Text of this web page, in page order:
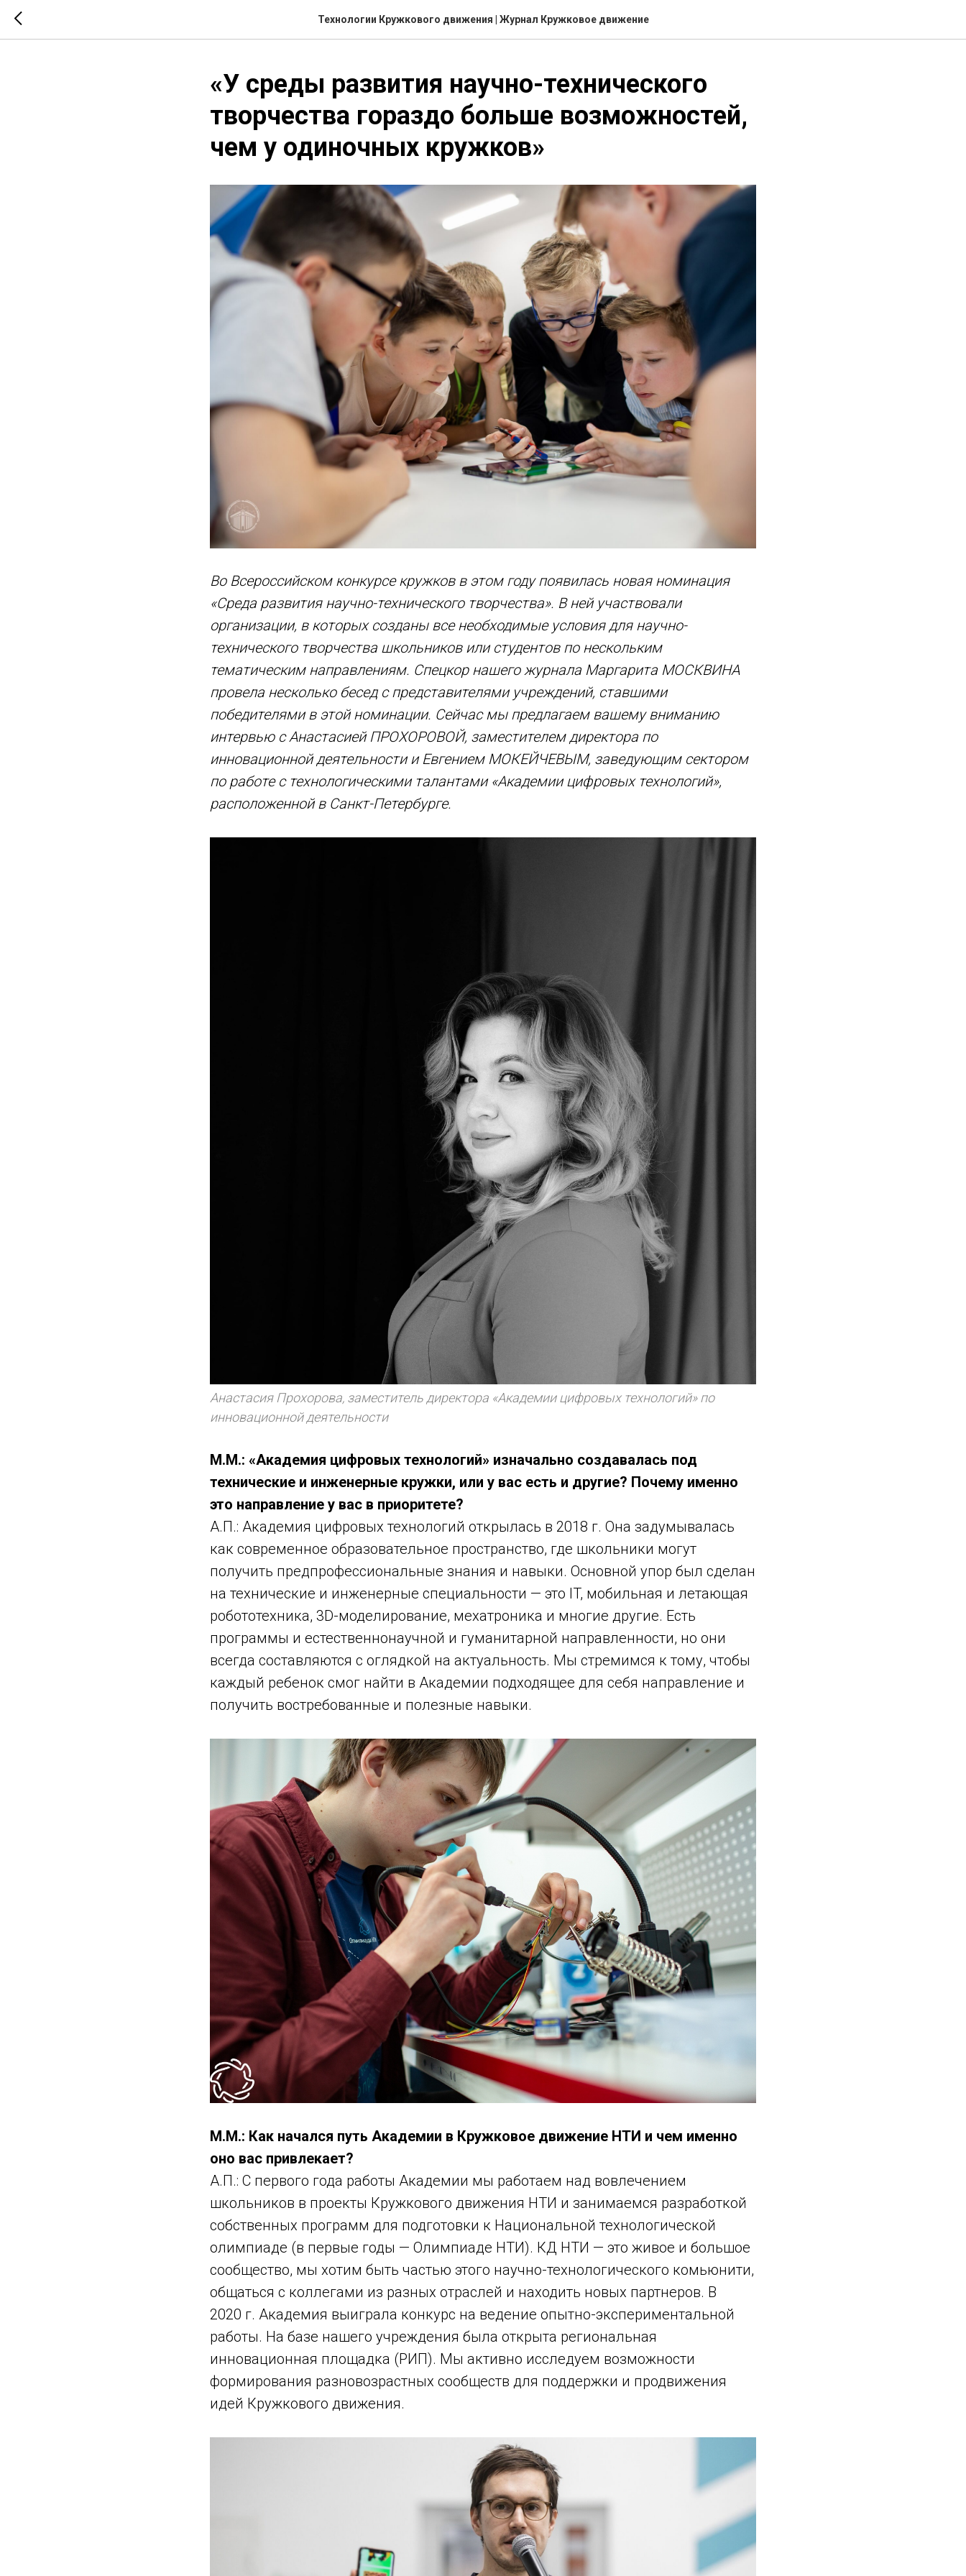
Технологии Кружкового движения | Журнал Кружковое движение
«У среды развития научно-технического
творчества гораздо больше возможностей,
чем у одиночных кружков»
Во Всероссийском конкурсе кружков в этом году появилась новая номинация
«Среда развития научно-технического творчества». В ней участвовали
организации, в которых созданы все необходимые условия для научно-
технического творчества школьников или студентов по нескольким
тематическим направлениям. Спецкор нашего журнала Маргарита МОСКВИНА
провела несколько бесед с представителями учреждений, ставшими
победителями в этой номинации. Сейчас мы предлагаем вашему вниманию
интервью с Анастасией ПРОХОРОВОЙ, заместителем директора по
инновационной деятельности и Евгением МОКЕЙЧЕВЫМ, заведующим сектором
по работе с технологическими талантами «Академии цифровых технологий»,
расположенной в Санкт-Петербурге.
Анастасия Прохорова, заместитель директора «Академии цифровых технологий» по
инновационной деятельности
М.М.: «Академия цифровых технологий» изначально создавалась под
технические и инженерные кружки, или у вас есть и другие? Почему именно
это направление у вас в приоритете?
А.П.: Академия цифровых технологий открылась в 2018 г. Она задумывалась
как современное образовательное пространство, где школьники могут
получить предпрофессиональные знания и навыки. Основной упор был сделан
на технические и инженерные специальности — это IT, мобильная и летающая
робототехника, 3D-моделирование, мехатроника и многие другие. Есть
программы и естественнонаучной и гуманитарной направленности, но они
всегда составляются с оглядкой на актуальность. Мы стремимся к тому, чтобы
каждый ребенок смог найти в Академии подходящее для себя направление и
получить востребованные и полезные навыки.
М.М.: Как начался путь Академии в Кружковое движение НТИ и чем именно
оно вас привлекает?
А.П.: С первого года работы Академии мы работаем над вовлечением
школьников в проекты Кружкового движения НТИ и занимаемся разработкой
собственных программ для подготовки к Национальной технологической
олимпиаде (в первые годы — Олимпиаде НТИ). КД НТИ — это живое и большое
сообщество, мы хотим быть частью этого научно-технологического комьюнити,
общаться с коллегами из разных отраслей и находить новых партнеров. В
2020 г. Академия выиграла конкурс на ведение опытно-экспериментальной
работы. На базе нашего учреждения была открыта региональная
инновационная площадка (РИП). Мы активно исследуем возможности
формирования разновозрастных сообществ для поддержки и продвижения
идей Кружкового движения.